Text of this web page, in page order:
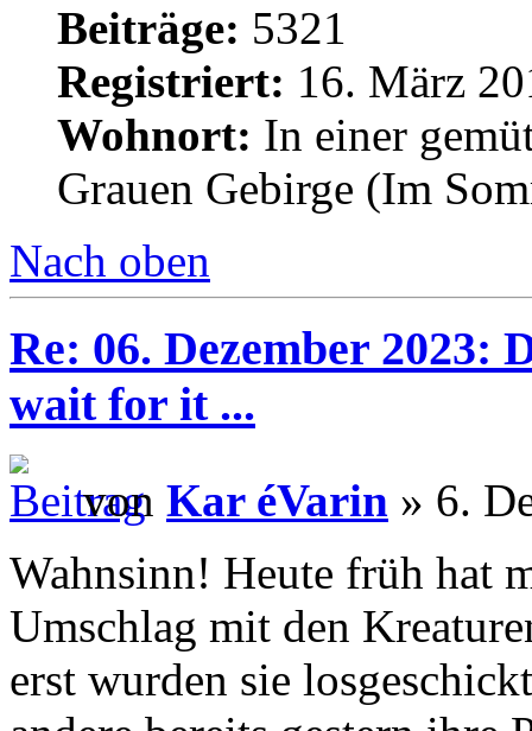
Beiträge: 5321
Registriert: 16. März
Wohnort: In einer
Grauen Gebirge (Im
Nach oben
Re: 06. Dezember 2023:
wait for it ...
von Kar éVarin » 6.
Wahnsinn! Heute früh hat
Umschlag mit den
erst wurden sie